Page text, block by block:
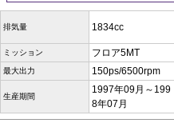
排気量 1834cc
ミッション フロア5MT
最大出力 150ps/6500rpm
生産期間
1997年09月～199
8年07月